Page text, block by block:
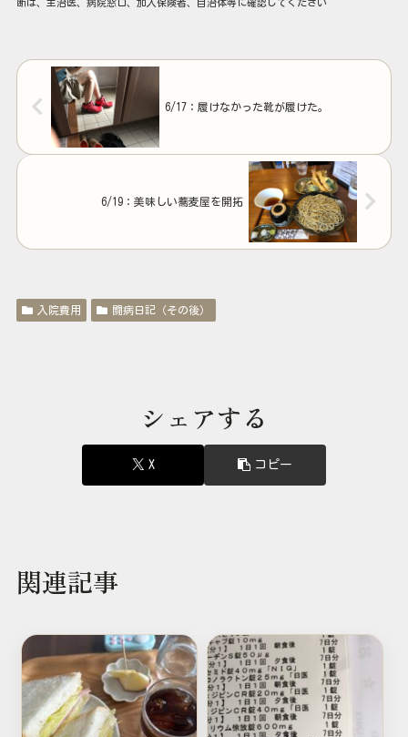
断は、主治医、病院窓口、加入保険者、自治体等に確認してください
6/17：履けなかった靴が履けた。
6/19：美味しい蕎麦屋を開拓
入院費用 闘病日記（その後）
シェアする
X コピー
関連記事